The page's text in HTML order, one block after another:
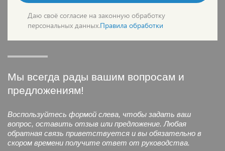
Даю своё согласие на законную обработку
персональных данных.Правила обработки
Мы всегда рады вашим вопросам и
предложениям!
Воспользуйтесь формой слева, чтобы задать ваш
вопрос, оставить отзыв или предложение. Любая
обратная связь приветствуется и вы обязательно в
скором времени получите ответ от руководства.